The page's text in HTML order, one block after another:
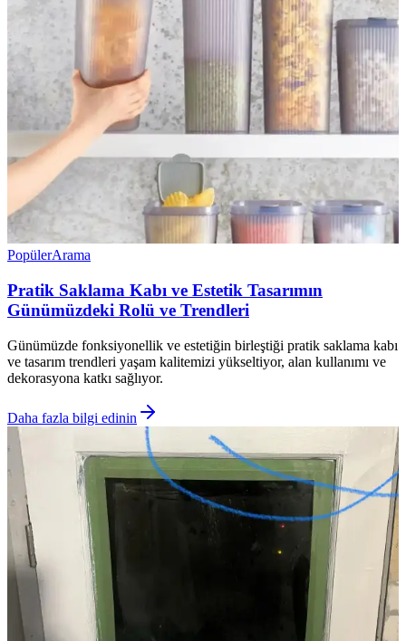
PopülerArama
Pratik Saklama Kabı ve Estetik Tasarımın
Günümüzdeki Rolü ve Trendleri
Günümüzde fonksiyonellik ve estetiğin birleştiği pratik saklama kabı
ve tasarım trendleri yaşam kalitemizi yükseltiyor, alan kullanımı ve
dekorasyona katkı sağlıyor.
Daha fazla bilgi edinin